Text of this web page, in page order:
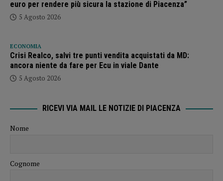
euro per rendere più sicura la stazione di Piacenza”
5 Agosto 2026
ECONOMIA
Crisi Realco, salvi tre punti vendita acquistati da MD:
ancora niente da fare per Ecu in viale Dante
5 Agosto 2026
RICEVI VIA MAIL LE NOTIZIE DI PIACENZA
Nome
Cognome